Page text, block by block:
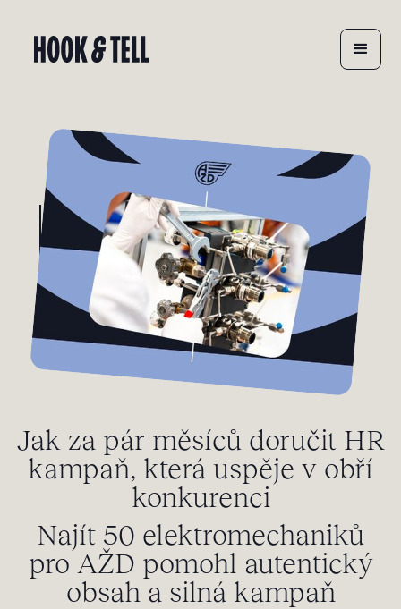
Jak za pár měsíců doručit HR
kampaň, která uspěje v obří
konkurenci
Najít 50 elektromechaniků
pro AŽD pomohl autentický
obsah a silná kampaň